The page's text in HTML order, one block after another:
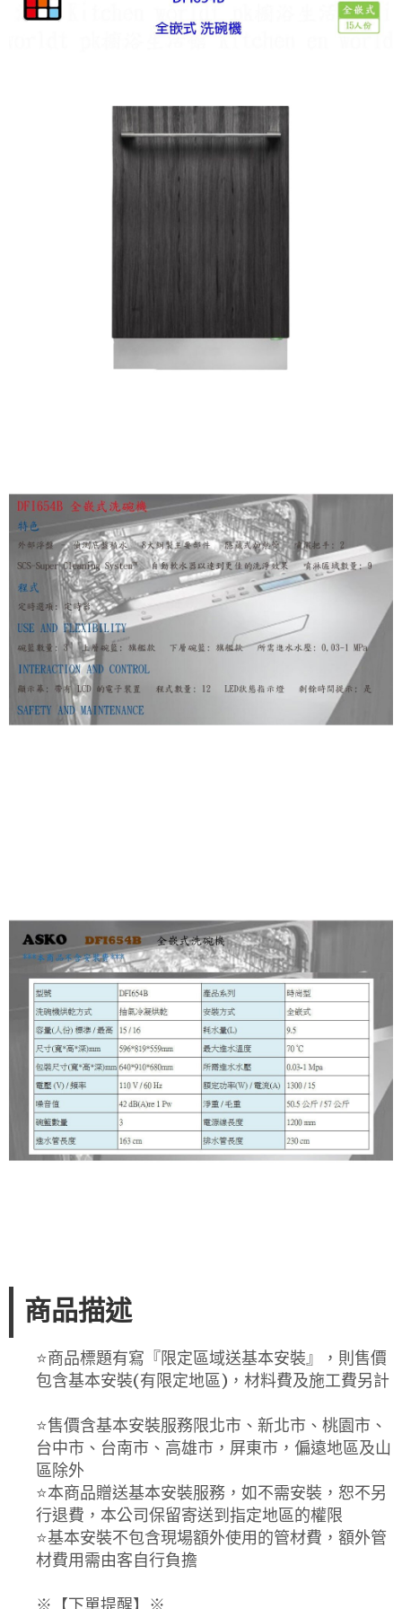
商品描述
⭐️商品標題有寫『限定區域送基本安裝』，則售價
包含基本安裝(有限定地區)，材料費及施工費另計
⭐️售價含基本安裝服務限北市、新北市、桃園市、
台中市、台南市、高雄市，屏東市，偏遠地區及山
區除外
⭐️本商品贈送基本安裝服務，如不需安裝，恕不另
行退費，本公司保留寄送到指定地區的權限
⭐️基本安裝不包含現場額外使用的管材費，額外管
材費用需由客自行負擔